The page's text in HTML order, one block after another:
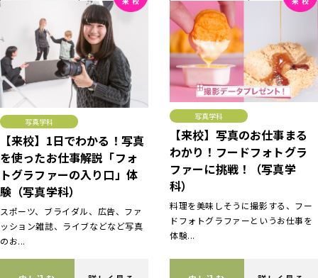
写真学科
【来校】1日でわかる！写真
を使ったお仕事解説「フォ
トグラファーの入り口」体
験（写真学科）
スポーツ、ブライダル、広告、ファ
ッション雑誌、ライブなどなど写真
のお...
写真学科
【来校】写真のお仕事まる
わかり！フードフォトグラ
ファーに挑戦！（写真学
科）
料理を美味しそうに撮影する、フー
ドフォトグラファーというお仕事を
体験...